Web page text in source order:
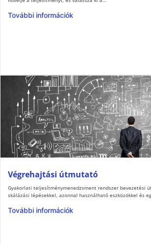
További információk
Végrehajtási útmutató
Gyakorlati teljesítménymenedzsment rendszer bevezetési
skálázási lépésekkel, azonnal használható eszközökkel és
További információk